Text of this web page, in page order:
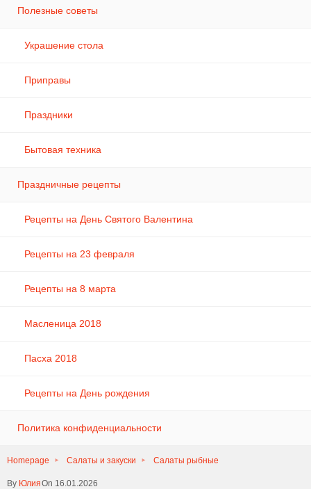
Полезные советы
Украшение стола
Приправы
Праздники
Бытовая техника
Праздничные рецепты
Рецепты на День Святого Валентина
Рецепты на 23 февраля
Рецепты на 8 марта
Масленица 2018
Пасха 2018
Рецепты на День рождения
Политика конфиденциальности
Homepage Салаты и закуски Салаты рыбные
ЮлияOn 16.01.2026